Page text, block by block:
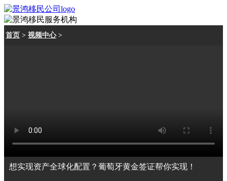
首页 >视频中心>
想实现资产全球化配置？葡萄牙黄金签证帮你实现！